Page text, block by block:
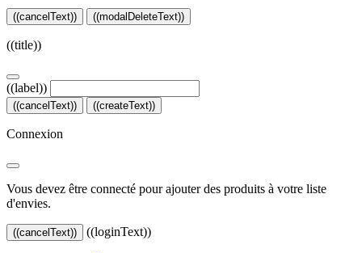
((cancelText)) ((modalDeleteText))
((title))
((label))
((cancelText)) ((createText))
Connexion
Vous devez être connecté pour ajouter des produits à votre liste
d'envies.
((cancelText)) ((loginText))